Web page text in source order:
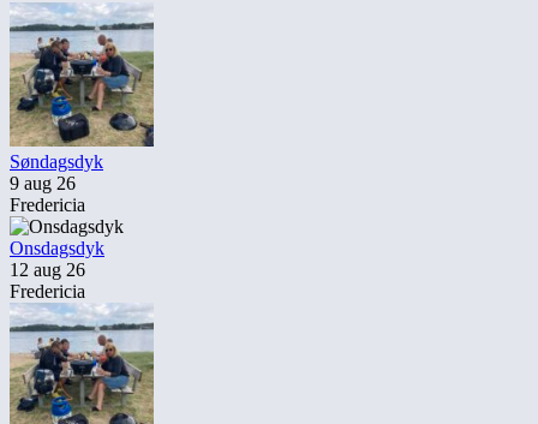
Søndagsdyk
9 aug 26
Fredericia
Onsdagsdyk
12 aug 26
Fredericia